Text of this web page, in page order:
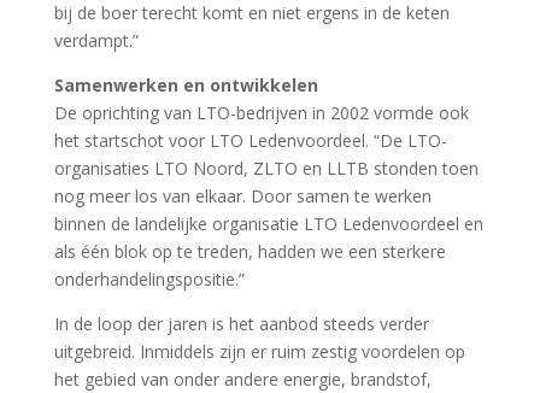
bij de boer terecht komt en niet ergens in de keten
verdampt.”
Samenwerken en ontwikkelen
De oprichting van LTO-bedrijven in 2002 vormde ook
het startschot voor LTO Ledenvoordeel. “De LTO-
organisaties LTO Noord, ZLTO en LLTB stonden toen
nog meer los van elkaar. Door samen te werken
binnen de landelijke organisatie LTO Ledenvoordeel en
als één blok op te treden, hadden we een sterkere
onderhandelingspositie.”
In de loop der jaren is het aanbod steeds verder
uitgebreid. Inmiddels zijn er ruim zestig voordelen op
het gebied van onder andere energie, brandstof,